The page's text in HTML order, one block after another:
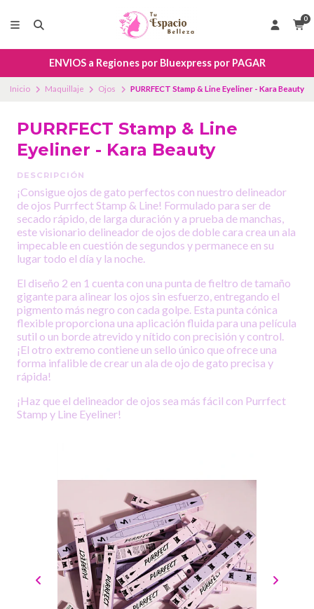
0
ENVIOS a Regiones por Bluexpress por PAGAR
Inicio Maquillaje Ojos PURRFECT Stamp & Line Eyeliner - Kara Beauty
PURRFECT Stamp & Line
Eyeliner - Kara Beauty
DESCRIPCIÓN
¡Consigue ojos de gato perfectos con nuestro delineador
de ojos Purrfect Stamp & Line! Formulado para ser de
secado rápido, de larga duración y a prueba de manchas,
este visionario delineador de ojos de doble cara crea un ala
impecable en cuestión de segundos y permanece en su
lugar todo el día y la noche.
El diseño 2 en 1 cuenta con una punta de fieltro de tamaño
gigante para alinear los ojos sin esfuerzo, entregando el
pigmento más negro con cada golpe. Esta punta cónica
flexible proporciona una aplicación fluida para una película
sutil o un borde atrevido y nítido con precisión y control.
¡El otro extremo contiene un sello único que ofrece una
forma infalible de crear un ala de ojo de gato precisa y
rápida!
¡Haz que el delineador de ojos sea más fácil con Purrfect
Stamp y Line Eyeliner!